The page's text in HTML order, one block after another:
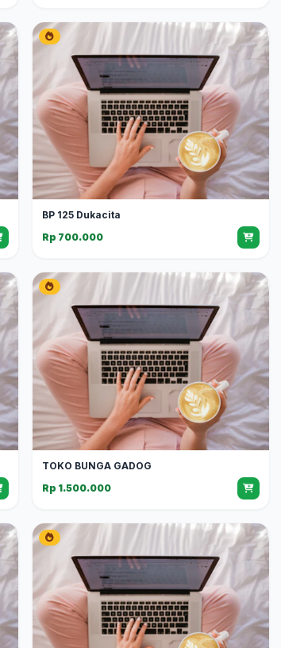
BP 125 Dukacita
Rp 700.000
TOKO BUNGA GADOG
Rp 1.500.000